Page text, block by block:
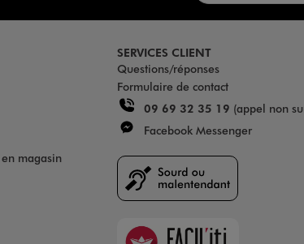
magasin
SERVICES CLIENT
Questions/réponses
Formulaire de contact
09 69 32 35 19 (appel non
Facebook Messenger
Faciliti